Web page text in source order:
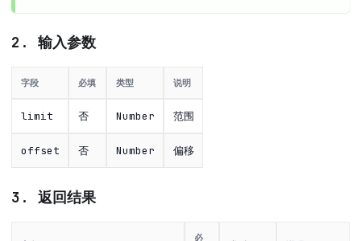
2. 输入参数
字段 必填 类型 说明
limit 否 Number 范围
offset 否 Number 偏移
3. 返回结果
必